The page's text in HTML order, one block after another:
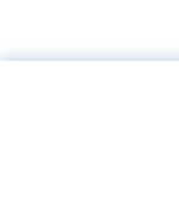
© 2007 -